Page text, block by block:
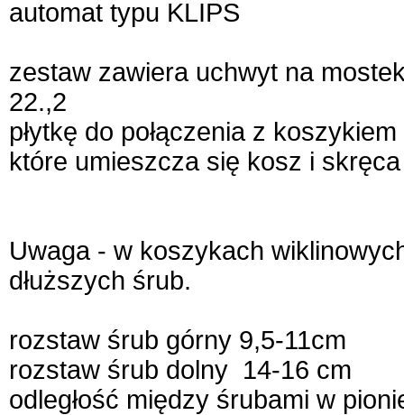
automat typu KLIPS
zestaw zawiera uchwyt na
22.,2
płytkę do połączenia z
które umieszcza się kosz i
Uwaga - w koszykach
dłuższych śrub.
rozstaw śrub górny 9,5-11cm
rozstaw śrub dolny 14-16 cm
odległość między śrubami w